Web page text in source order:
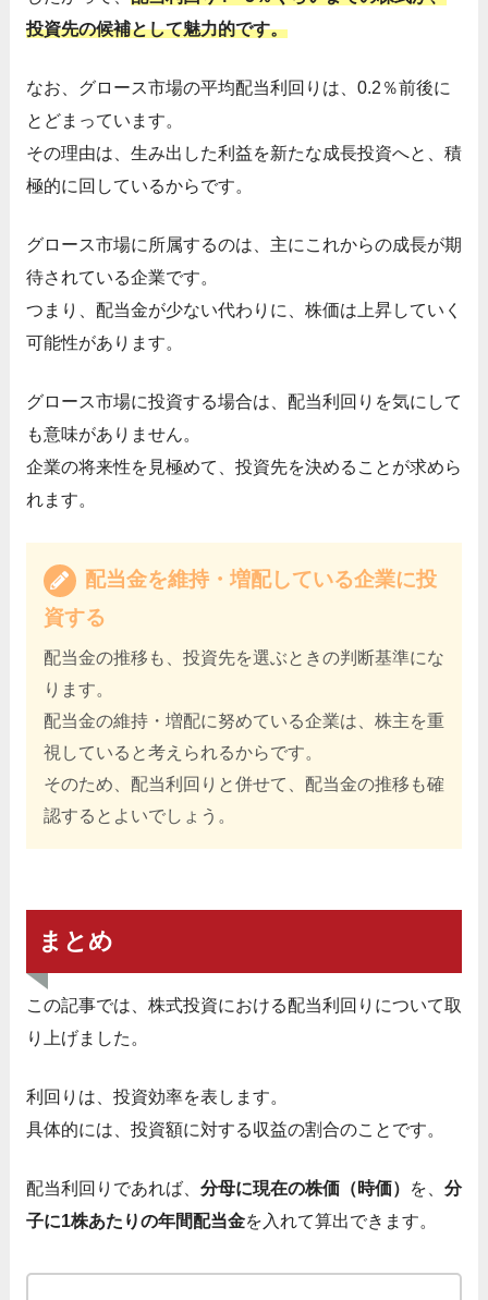
投資先の候補として魅力的です。
なお、グロース市場の平均配当利回りは、0.2％前後に
とどまっています。
その理由は、生み出した利益を新たな成長投資へと、積
極的に回しているからです。
グロース市場に所属するのは、主にこれからの成長が期
待されている企業です。
つまり、配当金が少ない代わりに、株価は上昇していく
可能性があります。
グロース市場に投資する場合は、配当利回りを気にして
も意味がありません。
企業の将来性を見極めて、投資先を決めることが求めら
れます。
配当金を維持・増配している企業に投
資する
配当金の推移も、投資先を選ぶときの判断基準にな
ります。
配当金の維持・増配に努めている企業は、株主を重
視していると考えられるからです。
そのため、配当利回りと併せて、配当金の推移も確
認するとよいでしょう。
まとめ
この記事では、株式投資における配当利回りについて取
り上げました。
利回りは、投資効率を表します。
具体的には、投資額に対する収益の割合のことです。
配当利回りであれば、 分母に現在の株価（時価） を、 分
子に1株あたりの年間配当金を入れて算出できます。